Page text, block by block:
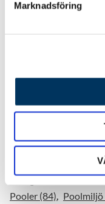
Marknadsföring
69:-
Kategorier
Pooler (84) Poolmiljö